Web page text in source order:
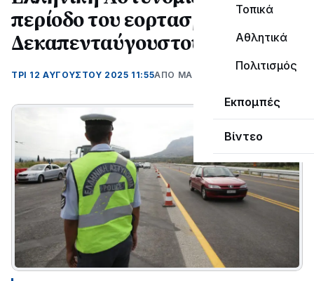
Τοπικά
Αθλητικά
Πολιτισμός
Εκπομπές
Βίντεο
περίοδο του εορτασμού του
Δεκαπενταύγουστου
ΤΡΊ 12 ΑΥΓΟΎΣΤΟΥ 2025 11:55ΑΠΌ ΜΑΝΤΩ ΚΑΠΕΝΤΖΩΝΗ